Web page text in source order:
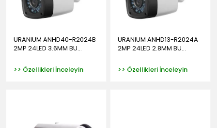
URANIUM ANHD40-R2024B
2MP 24LED 3.6MM BU...
>> Özellikleri İnceleyin
URANIUM ANHD13-R2024A
2MP 24LED 2.8MM BU...
>> Özellikleri İnceleyin